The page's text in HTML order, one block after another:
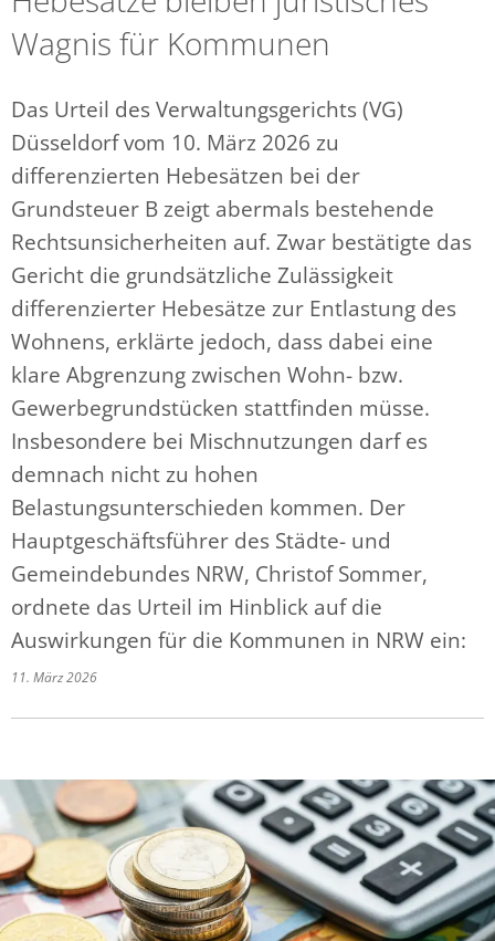
Wagnis für Kommunen
Das Urteil des Verwaltungsgerichts (VG)
Düsseldorf vom 10. März 2026 zu
differenzierten Hebesätzen bei der
Grundsteuer B zeigt abermals bestehende
Rechtsunsicherheiten auf. Zwar bestätigte das
Gericht die grundsätzliche Zulässigkeit
differenzierter Hebesätze zur Entlastung des
Wohnens, erklärte jedoch, dass dabei eine
klare Abgrenzung zwischen Wohn- bzw.
Gewerbegrundstücken stattfinden müsse.
Insbesondere bei Mischnutzungen darf es
demnach nicht zu hohen
Belastungsunterschieden kommen. Der
Hauptgeschäftsführer des Städte- und
Gemeindebundes NRW, Christof Sommer,
ordnete das Urteil im Hinblick auf die
Auswirkungen für die Kommunen in NRW ein:
11. März 2026